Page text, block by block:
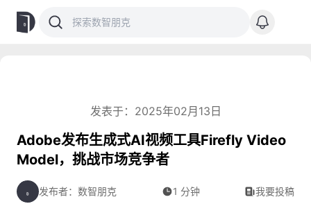
发表于：2025年02月13日
Adobe发布生成式AI视频工具Firefly Video
Model，挑战市场竞争者
发布者：数智朋克 1 分钟 我要投稿